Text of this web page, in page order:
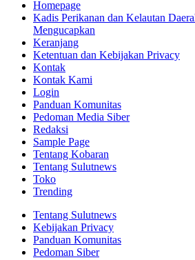
Homepage
Kadis Perikanan dan Kelautan
Mengucapkan
Keranjang
Ketentuan dan Kebijakan Privacy
Kontak
Kontak Kami
Login
Panduan Komunitas
Pedoman Media Siber
Redaksi
Sample Page
Tentang Kobaran
Tentang Sulutnews
Toko
Trending
Tentang Sulutnews
Kebijakan Privacy
Panduan Komunitas
Pedoman Siber